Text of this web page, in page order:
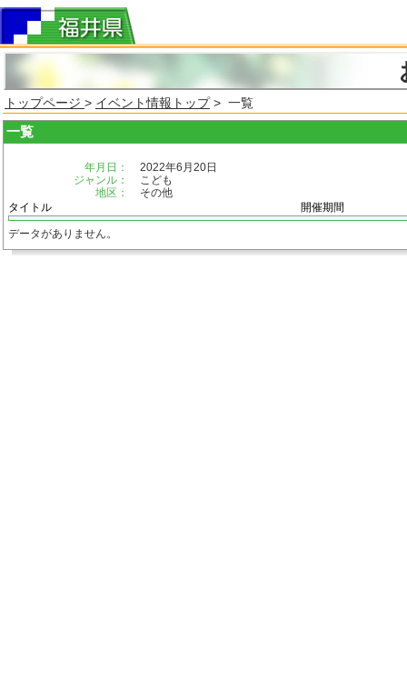
トップページ > イベント情報トップ> 一覧
一覧
年月日：
2022年6月20日
ジャンル：
こども
地区：
その他
タイトル
開催期間
データがありません。